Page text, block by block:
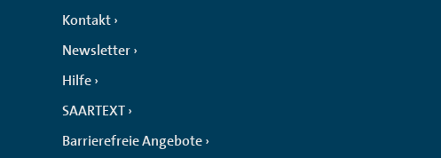
Kontakt
Newsletter
Hilfe
SAARTEXT
Barrierefreie Angebote